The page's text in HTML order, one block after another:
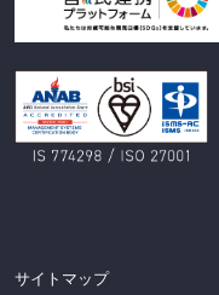
サイトマップ